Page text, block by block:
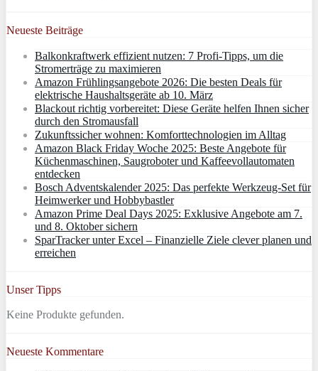
Neueste Beiträge
Balkonkraftwerk effizient nutzen: 7 Profi-Tipps, um die
Stromerträge zu maximieren
Amazon Frühlingsangebote 2026: Die besten Deals für
elektrische Haushaltsgeräte ab 10. März
Blackout richtig vorbereitet: Diese Geräte helfen Ihnen sicher
durch den Stromausfall
Zukunftssicher wohnen: Komforttechnologien im Alltag
Amazon Black Friday Woche 2025: Beste Angebote für
Küchenmaschinen, Saugroboter und Kaffeevollautomaten
entdecken
Bosch Adventskalender 2025: Das perfekte Werkzeug-Set für
Heimwerker und Hobbybastler
Amazon Prime Deal Days 2025: Exklusive Angebote am 7.
und 8. Oktober sichern
SparTracker unter Excel – Finanzielle Ziele clever planen und
erreichen
Unser Tipps
Keine Produkte gefunden.
Neueste Kommentare